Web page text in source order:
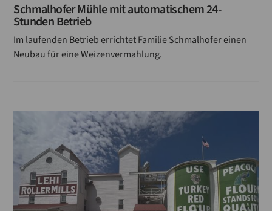
Schmalhofer Mühle mit automatischem 24-
Stunden Betrieb
Im laufenden Betrieb errichtet Familie Schmalhofer einen
Neubau für eine Weizenvermahlung.